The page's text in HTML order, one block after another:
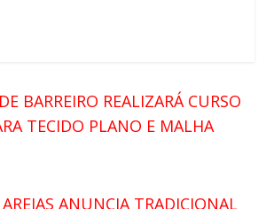
BARREIRO REALIZARÁ CURSO
TECIDO PLANO E MALHA
ANUNCIA TRADICIONAL